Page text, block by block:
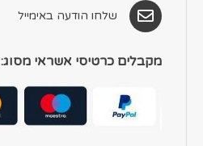
שלחו הודעה באימייל
מקבלים כרטיסי אשראי מסוג: